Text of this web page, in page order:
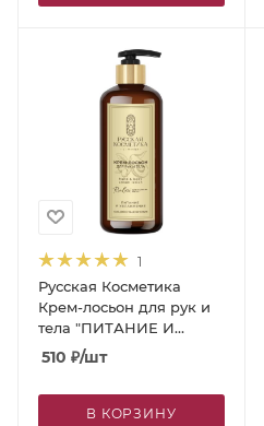
1
Русская Косметика
Крем-лосьон для рук и
тела "ПИТАНИЕ И
УВЛАЖНЕНИЕ", 300 мл
510 ₽/шт
В КОРЗИНУ